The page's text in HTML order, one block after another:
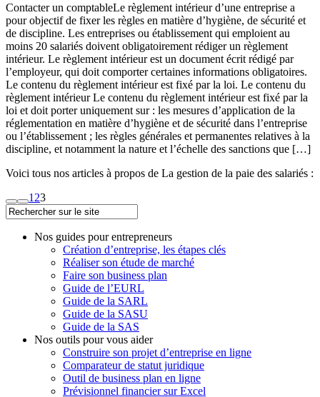
Contacter un comptableLe règlement intérieur d’une entreprise a
pour objectif de fixer les règles en matière d’hygiène, de sécurité et
de discipline. Les entreprises ou établissement qui emploient au
moins 20 salariés doivent obligatoirement rédiger un règlement
intérieur. Le règlement intérieur est un document écrit rédigé par
l’employeur, qui doit comporter certaines informations obligatoires.
Le contenu du règlement intérieur est fixé par la loi. Le contenu du
règlement intérieur Le contenu du règlement intérieur est fixé par la
loi et doit porter uniquement sur : les mesures d’application de la
réglementation en matière d’hygiène et de sécurité dans l’entreprise
ou l’établissement ; les règles générales et permanentes relatives à la
discipline, et notamment la nature et l’échelle des sanctions que […]
Voici tous nos articles à propos de La gestion de la paie des salariés :
1 23
Nos guides pour entrepreneurs
Création d’entreprise, les étapes clés
Réaliser son étude de marché
Faire son business plan
Guide de l’EURL
Guide de la SARL
Guide de la SASU
Guide de la SAS
Nos outils pour vous aider
Construire son projet d’entreprise en ligne
Comparateur de statut juridique
Outil de business plan en ligne
Prévisionnel financier sur Excel